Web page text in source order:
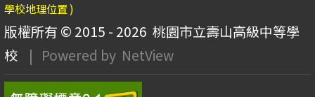
學校地理位置 )
版權所有 © 2015 - 2026 桃園市立壽山高級中等學
校
| Powered by NetView